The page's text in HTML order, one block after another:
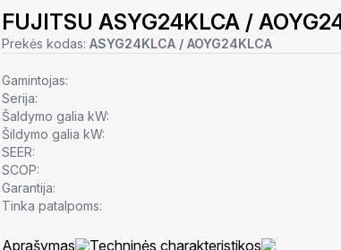
FUJITSU ASYG24KLCA /
Prekės kodas: ASYG24KLCA / AOYG24KLCA
Gamintojas:
Serija:
Šaldymo galia kW:
Šildymo galia kW:
SEER:
SCOP:
Garantija:
Tinka patalpoms:
Aprašymas Techninės charakteristikos